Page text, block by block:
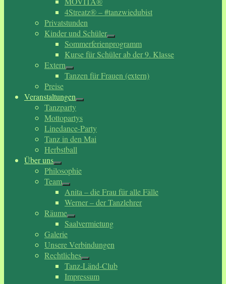
4Streatz® – #tanzwiedubist
Privatstunden
Kinder und Schüler
Sommerferienprogramm
Kurse für Schüler ab der 9. Klasse
Extern
Tanzen für Frauen (extern)
Preise
Veranstaltungen
Tanzparty
Mottopartys
Linedance-Party
Tanz in den Mai
Herbstball
Über uns
Philosophie
Team
Anita – die Frau für alle Fälle
Werner – der Tanzlehrer
Räume
Saalvermietung
Galerie
Unsere Verbindungen
Rechtliches
Tanz-Länd-Club
Impressum